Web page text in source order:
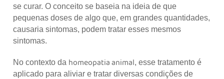
se curar. O conceito se baseia na ideia de que
pequenas doses de algo que, em grandes quantidades,
causaria sintomas, podem tratar esses mesmos
sintomas.
No contexto da homeopatia animal, esse tratamento é
aplicado para aliviar e tratar diversas condições de